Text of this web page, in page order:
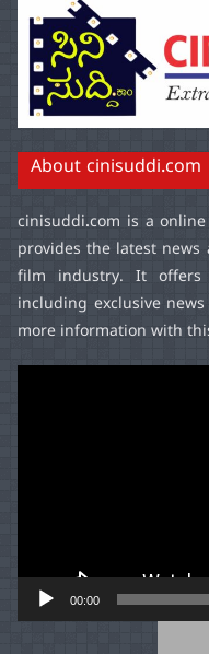
About cinisuddi.com
cinisuddi.com is a
provides the latest
film industry. It
including exclusive
more information with
00:00